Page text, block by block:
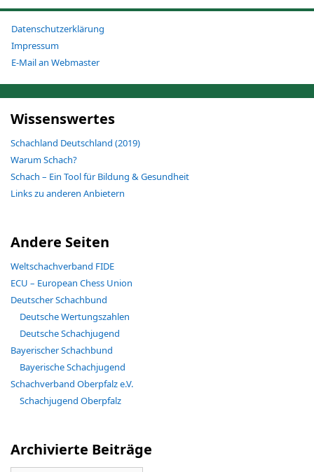
Datenschutzerklärung
Impressum
E-Mail an Webmaster
Wissenswertes
Schachland Deutschland (2019)
Warum Schach?
Schach – Ein Tool für Bildung & Gesundheit
Links zu anderen Anbietern
Andere Seiten
Weltschachverband FIDE
ECU – European Chess Union
Deutscher Schachbund
Deutsche Wertungszahlen
Deutsche Schachjugend
Bayerischer Schachbund
Bayerische Schachjugend
Schachverband Oberpfalz e.V.
Schachjugend Oberpfalz
Archivierte Beiträge